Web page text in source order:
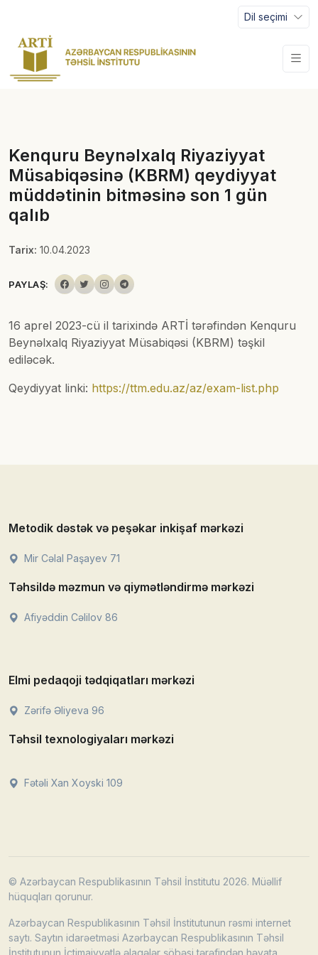
Dil seçimi
Kenquru Beynəlxalq Riyaziyyat
Müsabiqəsinə (KBRM) qeydiyyat
müddətinin bitməsinə son 1 gün
qalıb
Tarix: 10.04.2023
PAYLAŞ:
16 aprel 2023-cü il tarixində ARTİ tərəfindən Kenquru
Beynəlxalq Riyaziyyat Müsabiqəsi (KBRM) təşkil
ediləcək.
Qeydiyyat linki: https://ttm.edu.az/az/exam-list.php
Metodik dəstək və peşəkar inkişaf mərkəzi
Mir Cəlal Paşayev 71
Təhsildə məzmun və qiymətləndirmə mərkəzi
Afiyəddin Cəlilov 86
Elmi pedaqoji tədqiqatları mərkəzi
Zərifə Əliyeva 96
Təhsil texnologiyaları mərkəzi
Fətəli Xan Xoyski 109
© Azərbaycan Respublikasının Təhsil İnstitutu 2026. Müəllif
hüquqları qorunur.
Azərbaycan Respublikasının Təhsil İnstitutunun rəsmi internet
saytı. Saytın idarəetməsi Azərbaycan Respublikasının Təhsil